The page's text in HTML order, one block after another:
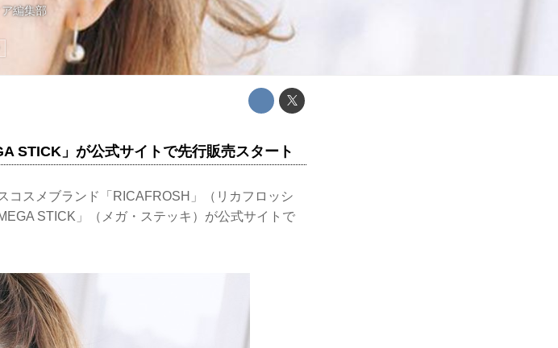
編集部
STICK」が公式サイトで先行販売スタート
コスメブランド「RICAFROSH」（リカフロッシ
STICK」（メガ・ステッキ）が公式サイトで